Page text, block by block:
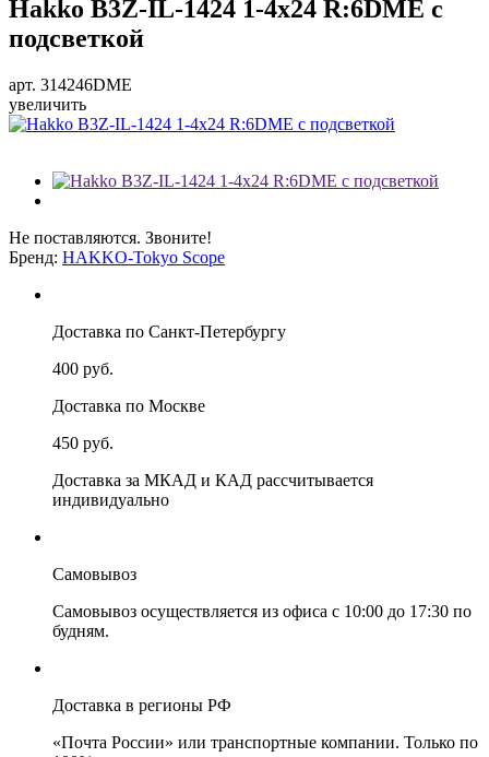
Hakko B3Z-IL-1424 1-4x24 R:6DME с
подсветкой
арт. 314246DME
увеличить
Не поставляются. Звоните!
Бренд: HAKKO-Tokyo Scope
Доставка по Санкт-Петербургу
400 руб.
Доставка по Москве
450 руб.
Доставка за МКАД и КАД рассчитывается
индивидуально
Самовывоз
Самовывоз осуществляется из офиса с 10:00 до 17:30 по
будням.
Доставка в регионы РФ
«Почта России» или транспортные компании. Только по